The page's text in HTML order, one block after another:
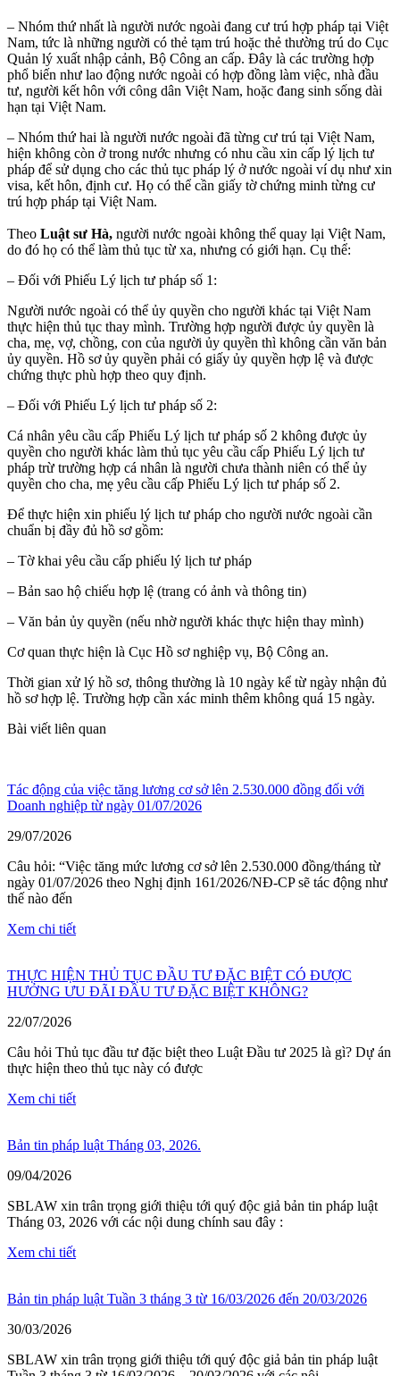
– Nhóm thứ nhất là người nước ngoài đang cư trú hợp pháp tại Việt
Nam, tức là những người có thẻ tạm trú hoặc thẻ thường trú do Cục
Quản lý xuất nhập cảnh, Bộ Công an cấp. Đây là các trường hợp
phổ biến như lao động nước ngoài có hợp đồng làm việc, nhà đầu
tư, người kết hôn với công dân Việt Nam, hoặc đang sinh sống dài
hạn tại Việt Nam.
– Nhóm thứ hai là người nước ngoài đã từng cư trú tại Việt Nam,
hiện không còn ở trong nước nhưng có nhu cầu xin cấp lý lịch tư
pháp để sử dụng cho các thủ tục pháp lý ở nước ngoài ví dụ như xin
visa, kết hôn, định cư. Họ có thể cần giấy tờ chứng minh từng cư
trú hợp pháp tại Việt Nam.
Theo Luật sư Hà, người nước ngoài không thể quay lại Việt Nam,
do đó họ có thể làm thủ tục từ xa, nhưng có giới hạn. Cụ thể:
– Đối với Phiếu Lý lịch tư pháp số 1:
Người nước ngoài có thể ủy quyền cho người khác tại Việt Nam
thực hiện thủ tục thay mình. Trường hợp người được ủy quyền là
cha, mẹ, vợ, chồng, con của người ủy quyền thì không cần văn bản
ủy quyền. Hồ sơ ủy quyền phải có giấy ủy quyền hợp lệ và được
chứng thực phù hợp theo quy định.
– Đối với Phiếu Lý lịch tư pháp số 2:
Cá nhân yêu cầu cấp Phiếu Lý lịch tư pháp số 2 không được ủy
quyền cho người khác làm thủ tục yêu cầu cấp Phiếu Lý lịch tư
pháp trừ trường hợp cá nhân là người chưa thành niên có thể ủy
quyền cho cha, mẹ yêu cầu cấp Phiếu Lý lịch tư pháp số 2.
Để thực hiện xin phiếu lý lịch tư pháp cho người nước ngoài cần
chuẩn bị đầy đủ hồ sơ gồm:
– Tờ khai yêu cầu cấp phiếu lý lịch tư pháp
– Bản sao hộ chiếu hợp lệ (trang có ảnh và thông tin)
– Văn bản ủy quyền (nếu nhờ người khác thực hiện thay mình)
Cơ quan thực hiện là Cục Hồ sơ nghiệp vụ, Bộ Công an.
Thời gian xử lý hồ sơ, thông thường là 10 ngày kể từ ngày nhận đủ
hồ sơ hợp lệ. Trường hợp cần xác minh thêm không quá 15 ngày.
Bài viết liên quan
Tác động của việc tăng lương cơ sở lên 2.530.000 đồng đối với
Doanh nghiệp từ ngày 01/07/2026
29/07/2026
Câu hỏi: “Việc tăng mức lương cơ sở lên 2.530.000 đồng/tháng từ
ngày 01/07/2026 theo Nghị định 161/2026/NĐ-CP sẽ tác động như
thế nào đến
Xem chi tiết
THỰC HIỆN THỦ TỤC ĐẦU TƯ ĐẶC BIỆT CÓ ĐƯỢC
HƯỞNG ƯU ĐÃI ĐẦU TƯ ĐẶC BIỆT KHÔNG?
22/07/2026
Câu hỏi Thủ tục đầu tư đặc biệt theo Luật Đầu tư 2025 là gì? Dự án
thực hiện theo thủ tục này có được
Xem chi tiết
Bản tin pháp luật Tháng 03, 2026.
09/04/2026
SBLAW xin trân trọng giới thiệu tới quý độc giả bản tin pháp luật
Tháng 03, 2026 với các nội dung chính sau đây :
Xem chi tiết
Bản tin pháp luật Tuần 3 tháng 3 từ 16/03/2026 đến 20/03/2026
30/03/2026
SBLAW xin trân trọng giới thiệu tới quý độc giả bản tin pháp luật